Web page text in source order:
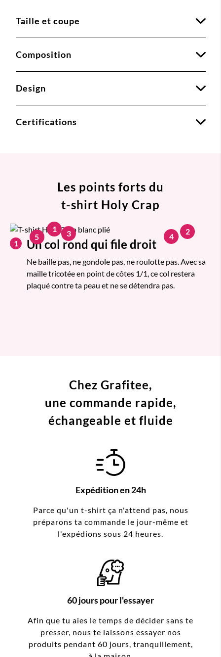
Taille et coupe
Composition
Design
Certifications
Les points forts du
t-shirt Holy Crap
1 Un col rond qui file droit
Ne baille pas, ne gondole pas, ne roulotte pas. Avec sa
maille tricotée en point de côtes 1/1, ce col restera
plaqué contre ta peau et ne se détendra pas.
1 2
3 4
5
Chez Grafitee,
une commande rapide,
échangeable et fluide
Expédition en 24h
Parce qu'un t-shirt ça n'attend pas, nous
préparons ta commande le jour-même et
l'expédions sous 24 heures.
60 jours pour l'essayer
Afin que tu aies le temps de décider sans te
presser, nous te laissons essayer nos
produits pendant 60 jours, tranquillement,